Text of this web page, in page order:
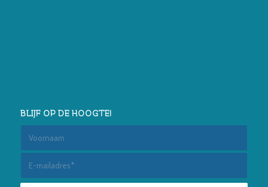
BLIJF OP DE HOOGTE!